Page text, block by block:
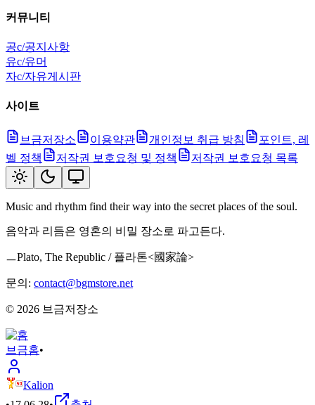
커뮤니티
공c/공지사항
유c/유머
자c/자유게시판
사이트
브금저장소 이용약관 개인정보 취급 방침
포인트, 레
벨 정책
저작권 보호요청 및 정책 저작권 보호요청 목록
Music and rhythm find their way into the secret places of the soul.
음악과 리듬은 영혼의 비밀 장소로 파고든다.
ㅡPlato, The Republic / 플라톤<國家論>
문의: contact@bgmstore.net
© 2026 브금저장소
브금홈•
Kalion